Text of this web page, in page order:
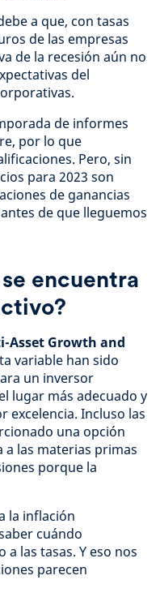
a que, con tasas
de las empresas
de la recesión aún no
del
de informes
por lo que
Pero, sin
para 2023 son
de ganancias
de que lleguemos
encuentra
Asset Growth and
variable han sido
un inversor
lugar más adecuado y
excelencia. Incluso las
una opción
las materias primas
porque la
la inflación
cuándo
las tasas. Y eso nos
parecen